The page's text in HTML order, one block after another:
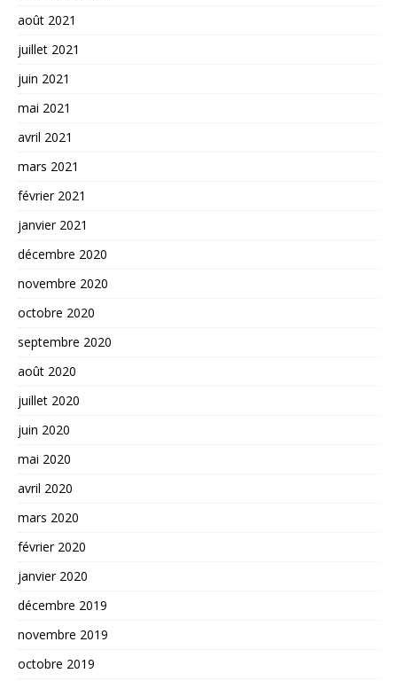
août 2021
juillet 2021
juin 2021
mai 2021
avril 2021
mars 2021
février 2021
janvier 2021
décembre 2020
novembre 2020
octobre 2020
septembre 2020
août 2020
juillet 2020
juin 2020
mai 2020
avril 2020
mars 2020
février 2020
janvier 2020
décembre 2019
novembre 2019
octobre 2019